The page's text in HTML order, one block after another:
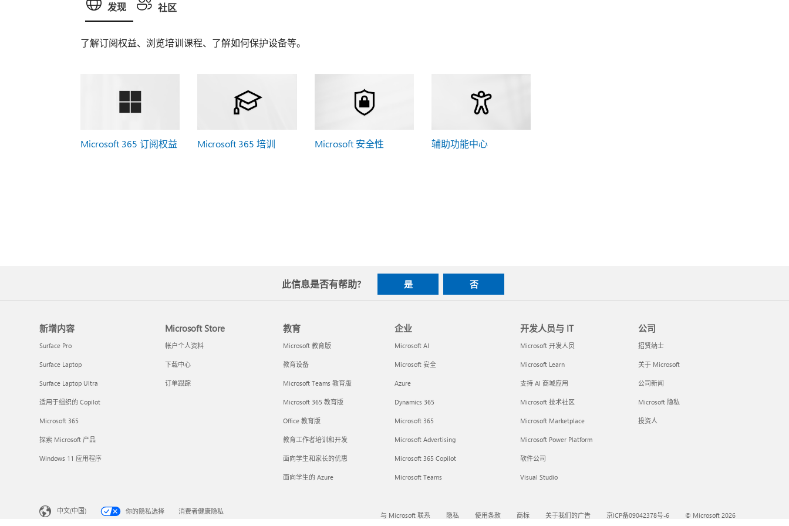
发现 社区
了解订阅权益、浏览培训课程、了解如何保护设备等。
Microsoft 365 订阅权益 Microsoft 365 培训 Microsoft 安全性 辅助功能中心
此信息是否有帮助? 是 否
新增内容
Surface Pro
Surface Laptop
Surface Laptop Ultra
适用于组织的 Copilot
Microsoft 365
探索 Microsoft 产品
Windows 11 应用程序
Microsoft Store
帐户个人资料
下载中心
订单跟踪
教育
Microsoft 教育版
教育设备
Microsoft Teams 教育版
Microsoft 365 教育版
Office 教育版
教育工作者培训和开发
面向学生和家长的优惠
面向学生的 Azure
企业
Microsoft AI
Microsoft 安全
Azure
Dynamics 365
Microsoft 365
Microsoft Advertising
Microsoft 365 Copilot
Microsoft Teams
开发人员与 IT
Microsoft 开发人员
Microsoft Learn
支持 AI 商城应用
Microsoft 技术社区
Microsoft Marketplace
Microsoft Power Platform
软件公司
Visual Studio
公司
招贤纳士
关于 Microsoft
公司新闻
Microsoft 隐私
投资人
中文(中国) 你的隐私选择 消费者健康隐私 与 Microsoft 联系 隐私 使用条款 商标 关于我们的广告 京ICP备09042378号-6 © Microsoft 2026